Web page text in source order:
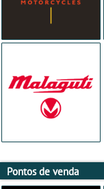
Pontos de venda